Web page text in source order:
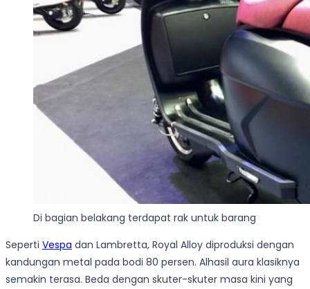
Di bagian belakang terdapat rak untuk barang
Seperti Vespa dan Lambretta, Royal Alloy diproduksi dengan
kandungan metal pada bodi 80 persen. Alhasil aura klasiknya
semakin terasa. Beda dengan skuter-skuter masa kini yang